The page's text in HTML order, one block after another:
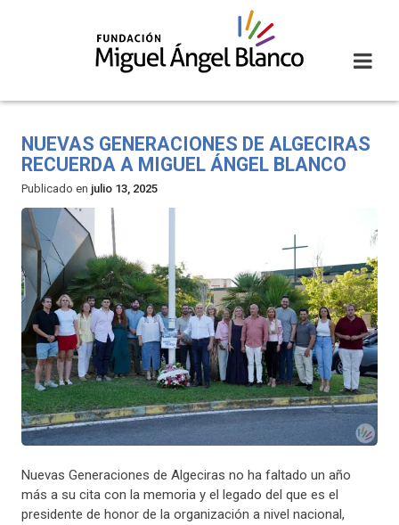
NUEVAS GENERACIONES DE ALGECIRAS
RECUERDA A MIGUEL ÁNGEL BLANCO
Publicado en julio 13, 2025
Nuevas Generaciones de Algeciras no ha faltado un año
más a su cita con la memoria y el legado del que es el
presidente de honor de la organización a nivel nacional,